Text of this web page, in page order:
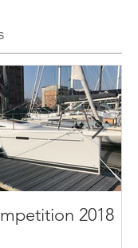
2018